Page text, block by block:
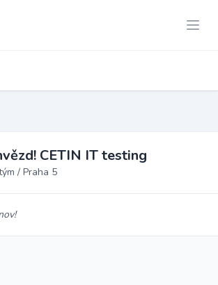
CETIN IT testing
/ Praha 5